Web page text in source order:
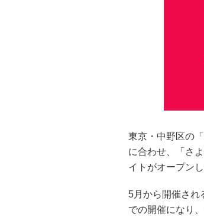
東京・中野区の
に合わせ、「さ
イトがオープン
5月から開催され
での開催になり